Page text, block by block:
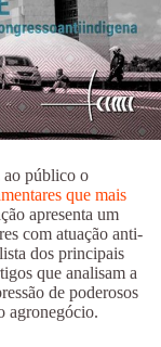
público o
que mais
apresenta um
com atuação anti-
dos principais
que analisam a
de poderosos
agronegócio.